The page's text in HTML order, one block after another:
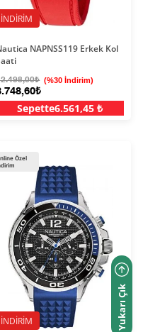
İNDIRIM
Sepette6.561,45 ₺
NAPNSS119 Erkek Kol
(%30 İndirim)
Özel
İNDIRIM Yukarı Çık